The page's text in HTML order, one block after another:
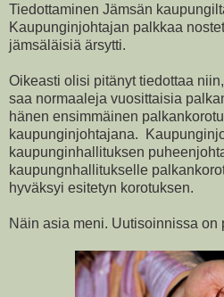
Tiedottaminen Jämsän
Kaupunginjohtajan palkkaa
jämsäläisiä ärsytti.
Oikeasti olisi pitänyt tiedottaa
saa normaaleja vuosittaisia
hänen ensimmäinen
kaupunginjohtajana.
kaupunginhallituksen
kaupungnhallitukselle
hyväksyi esitetyn korotuksen.
Näin asia meni. Uutisoinnissa on